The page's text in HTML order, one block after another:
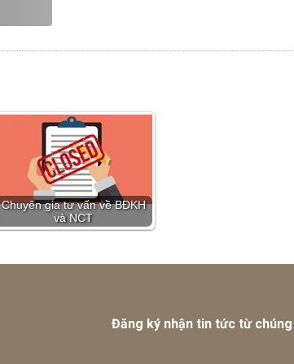
Chuyên gia tư vấn về BĐKH
và NCT
Đăng ký nhận tin tức từ